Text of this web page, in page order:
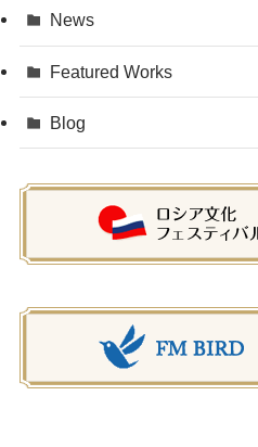
News
Featured Works
Blog